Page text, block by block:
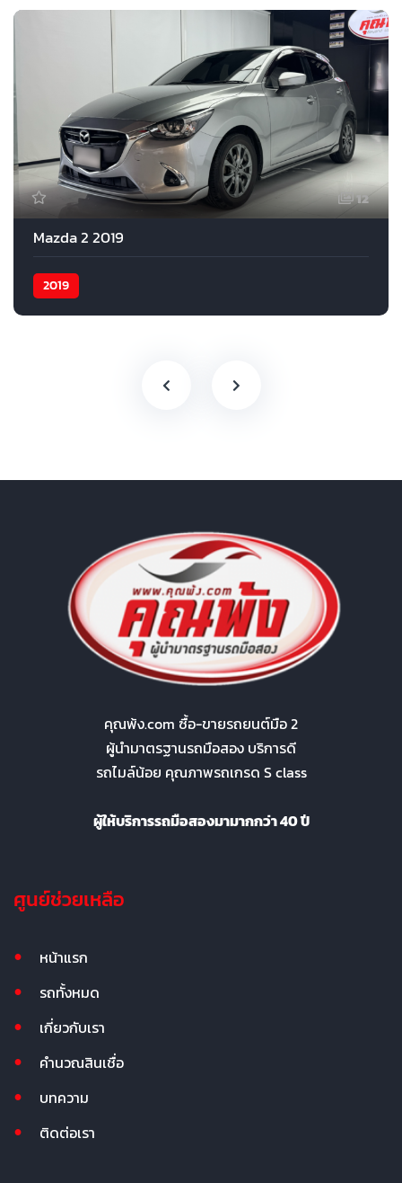
12
Mazda 2 2019
2019
คุณพ้ง.com ซื้อ-ขายรถยนต์มือ 2
ผู้นำมาตรฐานรถมือสอง บริการดี
รถไมล์น้อย คุณภาพรถเกรด S class
ผู้ให้บริการรถมือสองมามากกว่า 40 ปี
ศูนย์ช่วยเหลือ
หน้าแรก
รถทั้งหมด
เกี่ยวกับเรา
คำนวณสินเชื่อ
บทความ
ติดต่อเรา